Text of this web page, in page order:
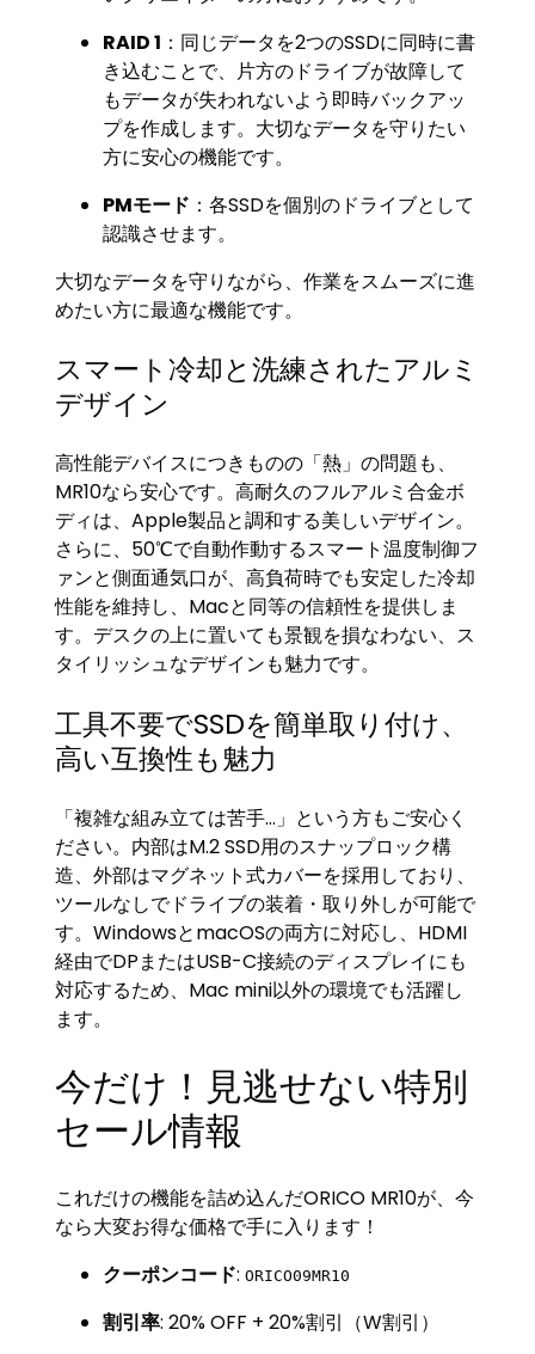
RAID 1 ：同じデータを2つのSSDに同時に書
き込むことで、片方のドライブが故障して
もデータが失われないよう即時バックアッ
プを作成します。大切なデータを守りたい
方に安心の機能です。
PMモード ：各SSDを個別のドライブとして
認識させます。
大切なデータを守りながら、作業をスムーズに進
めたい方に最適な機能です。
スマート冷却と洗練されたアルミ
デザイン
高性能デバイスにつきものの「熱」の問題も、
MR10なら安心です。高耐久のフルアルミ合金ボ
ディは、Apple製品と調和する美しいデザイン。
さらに、50℃で自動作動するスマート温度制御フ
ァンと側面通気口が、高負荷時でも安定した冷却
性能を維持し、Macと同等の信頼性を提供しま
す。デスクの上に置いても景観を損なわない、ス
タイリッシュなデザインも魅力です。
工具不要でSSDを簡単取り付け、
高い互換性も魅力
「複雑な組み立ては苦手…」という方もご安心く
ださい。内部はM.2 SSD用のスナップロック構
造、外部はマグネット式カバーを採用しており、
ツールなしでドライブの装着・取り外しが可能で
す。WindowsとmacOSの両方に対応し、HDMI
経由でDPまたはUSB-C接続のディスプレイにも
対応するため、Mac mini以外の環境でも活躍し
ます。
今だけ！見逃せない特別
セール情報
これだけの機能を詰め込んだORICO MR10が、今
なら大変お得な価格で手に入ります！
クーポンコード:ORICO09MR10
割引率: 20% OFF + 20%割引（W割引）